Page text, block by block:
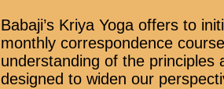
Babaji’s Kriya Yoga offers to
monthly correspondence
understanding of the principles
designed to widen our